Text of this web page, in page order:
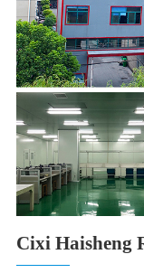
Cixi Haisheng